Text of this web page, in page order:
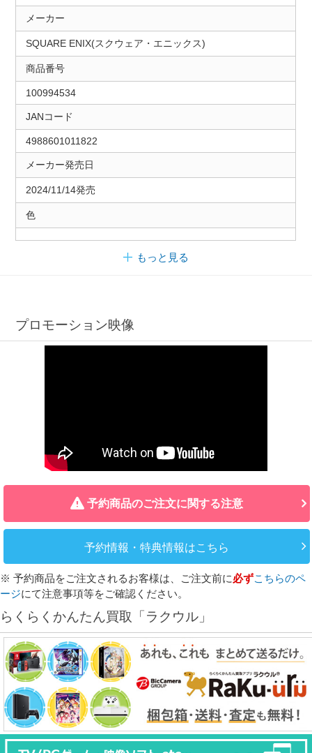
メーカー
SQUARE ENIX(スクウェア・エニックス)
商品番号
100994534
JANコード
4988601011822
メーカー発売日
2024/11/14発売
色
もっと見る
プロモーション映像
予約商品のご注文に関する注意
予約情報・特典情報はこちら
※ 予約商品をご注文されるお客様は、ご注文前に必ずこちらのペ
ージにて注意事項等をご確認ください。
らくらくかんたん買取「ラクウル」